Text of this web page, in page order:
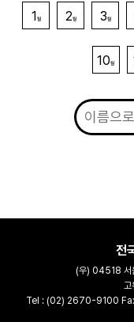
1 월 2월 3월
10월
전
(우) 04518 서
Tel : (02) 2670-9100